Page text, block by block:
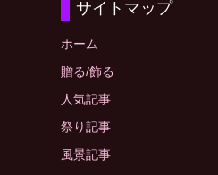
サイトマップ
ホーム
贈る/飾る
人気記事
祭り記事
風景記事